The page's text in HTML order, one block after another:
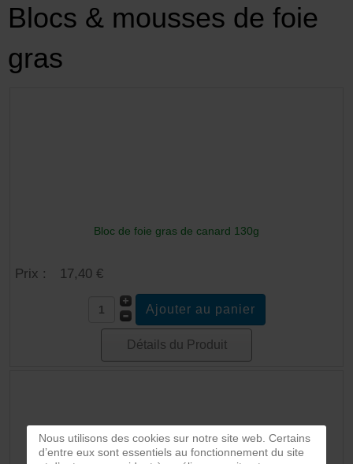
Blocs & mousses de foie
gras
Bloc de foie gras de canard 130g
Prix : 17,40 €
Détails du Produit
Nous utilisons des cookies sur notre site web. Certains
d’entre eux sont essentiels au fonctionnement du site